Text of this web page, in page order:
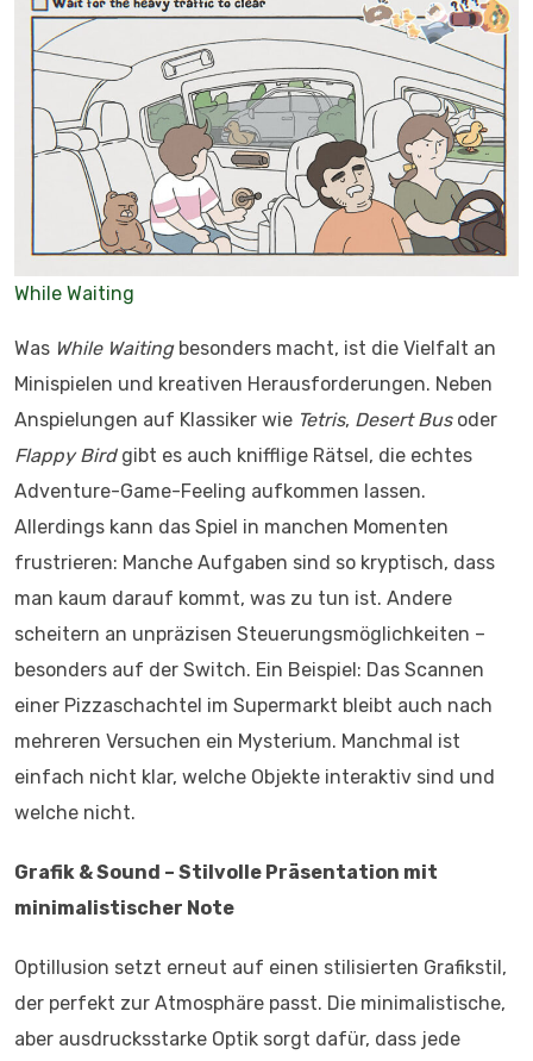
While Waiting
Was While Waitingbesonders macht, ist die Vielfalt an
Minispielen und kreativen Herausforderungen. Neben
Anspielungen auf Klassiker wie Tetris, Desert Busoder
Flappy Birdgibt es auch knifflige Rätsel, die echtes
Adventure-Game-Feeling aufkommen lassen.
Allerdings kann das Spiel in manchen Momenten
frustrieren: Manche Aufgaben sind so kryptisch, dass
man kaum darauf kommt, was zu tun ist. Andere
scheitern an unpräzisen Steuerungsmöglichkeiten –
besonders auf der Switch. Ein Beispiel: Das Scannen
einer Pizzaschachtel im Supermarkt bleibt auch nach
mehreren Versuchen ein Mysterium. Manchmal ist
einfach nicht klar, welche Objekte interaktiv sind und
welche nicht.
Grafik & Sound – Stilvolle Präsentation mit
minimalistischer Note
Optillusion setzt erneut auf einen stilisierten Grafikstil,
der perfekt zur Atmosphäre passt. Die minimalistische,
aber ausdrucksstarke Optik sorgt dafür, dass jede